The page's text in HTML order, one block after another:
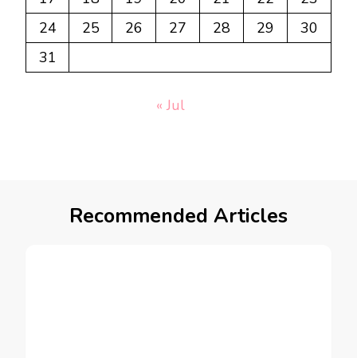
24
25 26 27 28 29
30
31
« Jul
Recommended Articles